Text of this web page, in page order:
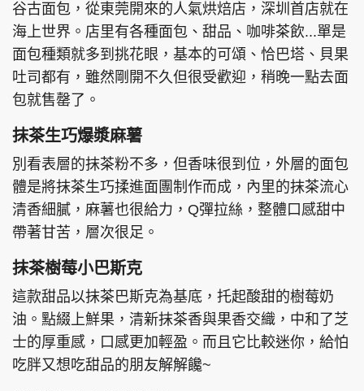
谷古面包，從東莞開來的人氣烘焙店，深圳首店就在
海上世界。店里有各種面包、甜品、咖啡茶飲...單是
面包種類就多到挑花眼，基本的可頌、恰巴塔、貝果
吐司都有，雖然剛開不久但很受歡迎，稍晚一點去面
包就售罄了。
抹茶生巧爆漿麻薯
別看表層的抹茶粉不多，但香味很到位，外層的面包
體是將抹茶生巧揉進面團制作而成，內里的抹茶流心
清香細膩，麻薯也很給力，Q彈拉絲，整體口感甜中
帶著甘苦，層次很足。
抹茶樹莓小巴斯克
這款甜品以抹茶巴斯克為基底，托起酸甜的樹莓奶
油。點綴上鮮果，清新抹茶香與果香交織，中和了芝
士的厚重感，口感更加輕盈。而且它比較迷你，給怕
吃胖又想吃甜品的朋友解解饞~